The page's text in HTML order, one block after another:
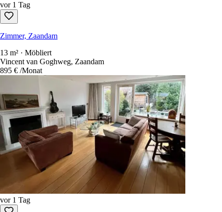
vor 1 Tag
Zimmer, Zaandam
13 m² · Möbliert
Vincent van Goghweg, Zaandam
895 € /Monat
vor 1 Tag